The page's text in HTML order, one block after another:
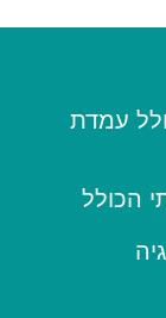
עמדת
הכולל